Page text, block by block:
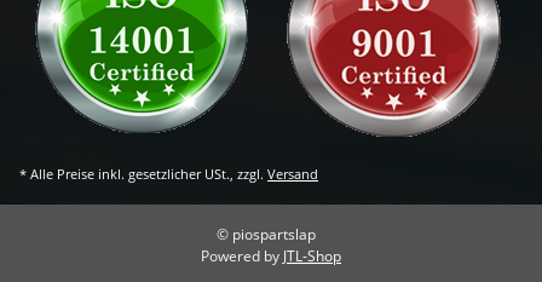
* Alle Preise inkl. gesetzlicher USt., zzgl. Versand
© piospartslap
Powered by JTL-Shop